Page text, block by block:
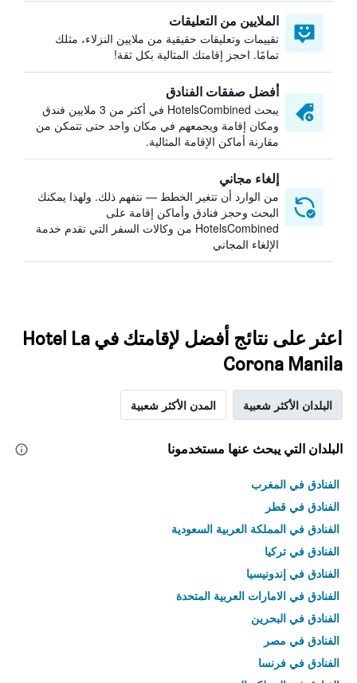
الملايين من التعليقات
تقييمات وتعليقات حقيقية من ملايين النزلاء، مثلك
تمامًا. احجز إقامتك المثالية بكل ثقة!
أفضل صفقات الفنادق
يبحث HotelsCombined في أكثر من 3 ملايين فندق
ومكان إقامة ويجمعهم في مكان واحد حتى تتمكن من
مقارنة أماكن الإقامة المثالية.
إلغاء مجاني
من الوارد أن تتغير الخطط — نتفهم ذلك. ولهذا يمكنك
البحث وحجز فنادق وأماكن إقامة على
HotelsCombined من وكالات السفر التي تقدم خدمة
الإلغاء المجاني
اعثر على نتائج أفضل لإقامتك في Hotel La
Corona Manila
البلدان الأكثر شعبية المدن الأكثر شعبية
البلدان التي يبحث عنها مستخدمونا
الفنادق في المغرب
الفنادق في قطر
الفنادق في المملكة العربية السعودية
الفنادق في تركيا
الفنادق في إندونيسيا
الفنادق في الامارات العربية المتحدة
الفنادق في البحرين
الفنادق في مصر
الفنادق في فرنسا